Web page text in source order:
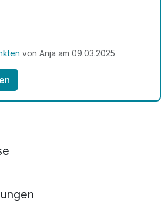
Alle Kellnerin und Kellner waren
Es hat uns super
von Anja am 09.03.2025